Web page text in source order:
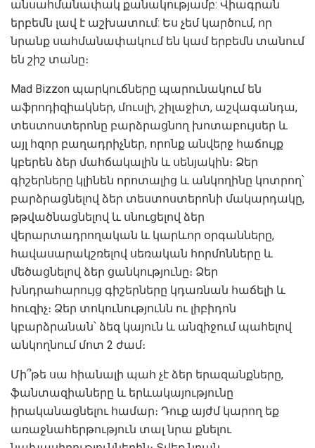
անսահմանափակ քանակությամբ: Վիագրան
երբեմն լավ է աշխատում: Ես չեմ կարծում, որ
նրանք սահմանափակում են կամ երբեմն տանում
են շիշ տանը։
Mad Bizzon պարկուճները պարունակում են
աֆրոդիզիակներ, մուսլի, շիլաջիտ, աշվագանդա,
տեստոստերոնը բարձրացնող խոտաբույսեր և
այլ հզոր բաղադրիչներ, որոնք անվերջ հաճույք
կբերեն ձեր մահճակալին և սենյակին։ Ձեր
գիշերները կլինեն որոտալից և անկողինը կոտրող՝
բարձրացնելով ձեր տեստոստերոնի մակարդակը,
թթվածնացնելով և սնուցելով ձեր
վերարտադրողական և կարևոր օրգանները,
հավասարակշռելով սեռական հորմոնները և
մեծացնելով ձեր ցանկությունը։ Ձեր
խնդրահարույց գիշերները կդառնան հաճելի և
հուզիչ։ Ձեր տոկունությունն ու լիբիդոն
կբարձրանան՝ ձեզ կայուն և անզիջում պահելով
անկողնում մոտ 2 ժամ։
Մի՞թե սա հիանալի պահ չէ ձեր երազանքները,
ֆանտազիաները և երևակայությունը
իրականացնելու համար։ Դուք այժմ կարող եք
առաջնահերթություն տալ նրա քնելու